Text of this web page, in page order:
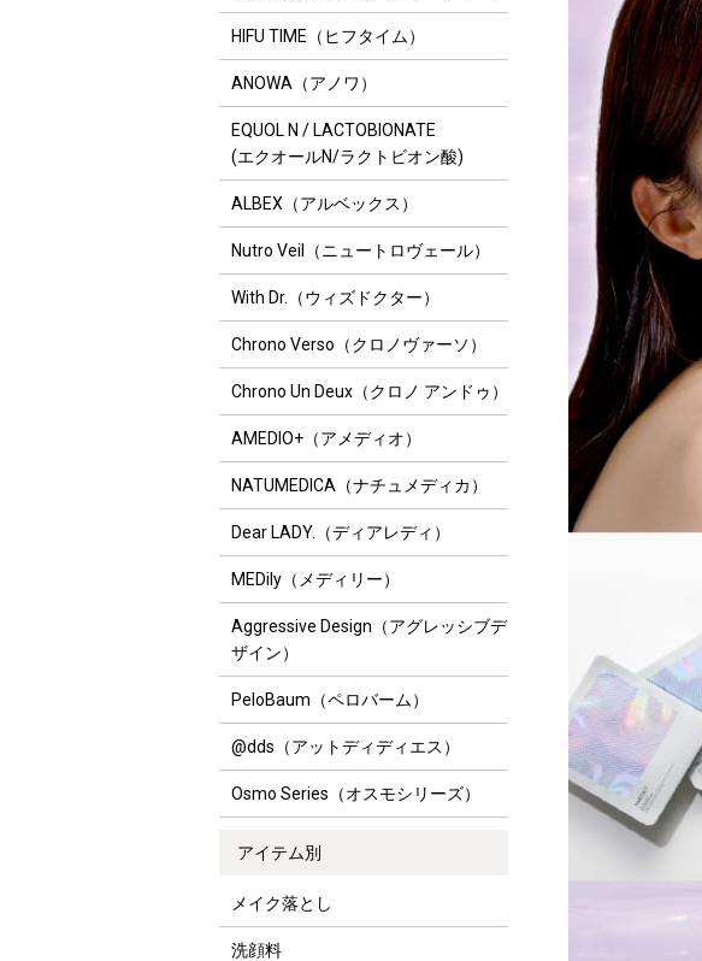
HIFU TIME（ヒフタイム）
ANOWA（アノワ）
EQUOL N / LACTOBIONATE
(エクオールN/ラクトビオン酸)
ALBEX（アルベックス）
Nutro Veil（ニュートロヴェール）
With Dr.（ウィズドクター）
Chrono Verso（クロノヴァーソ）
Chrono Un Deux（クロノ アンドゥ）
AMEDIO+（アメディオ）
NATUMEDICA（ナチュメディカ）
Dear LADY.（ディアレディ）
MEDily（メディリー）
Aggressive Design（アグレッシブデ
ザイン）
PeloBaum（ペロバーム）
@dds（アットディディエス）
Osmo Series（オスモシリーズ）
アイテム別
メイク落とし
洗顔料